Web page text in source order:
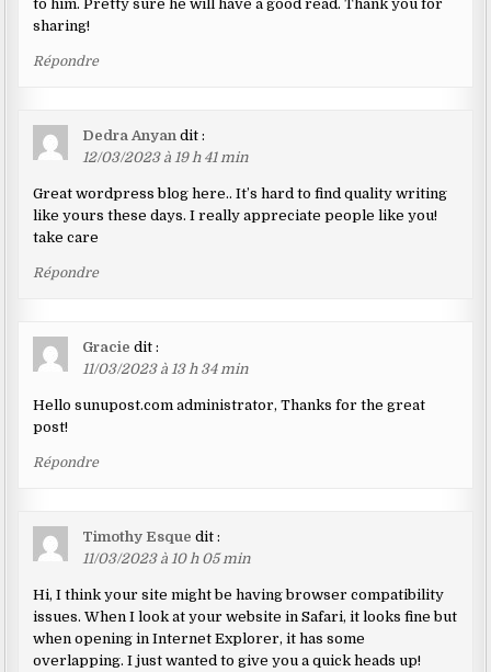
to him. Pretty sure he will have a good read. Thank you for
sharing!
Répondre
Dedra Anyan dit :
12/03/2023 à 19 h 41 min
Great wordpress blog here.. It’s hard to find quality writing
like yours these days. I really appreciate people like you!
take care
Répondre
Gracie dit :
11/03/2023 à 13 h 34 min
Hello sunupost.com administrator, Thanks for the great
post!
Répondre
Timothy Esque dit :
11/03/2023 à 10 h 05 min
Hi, I think your site might be having browser compatibility
issues. When I look at your website in Safari, it looks fine but
when opening in Internet Explorer, it has some
overlapping. I just wanted to give you a quick heads up!